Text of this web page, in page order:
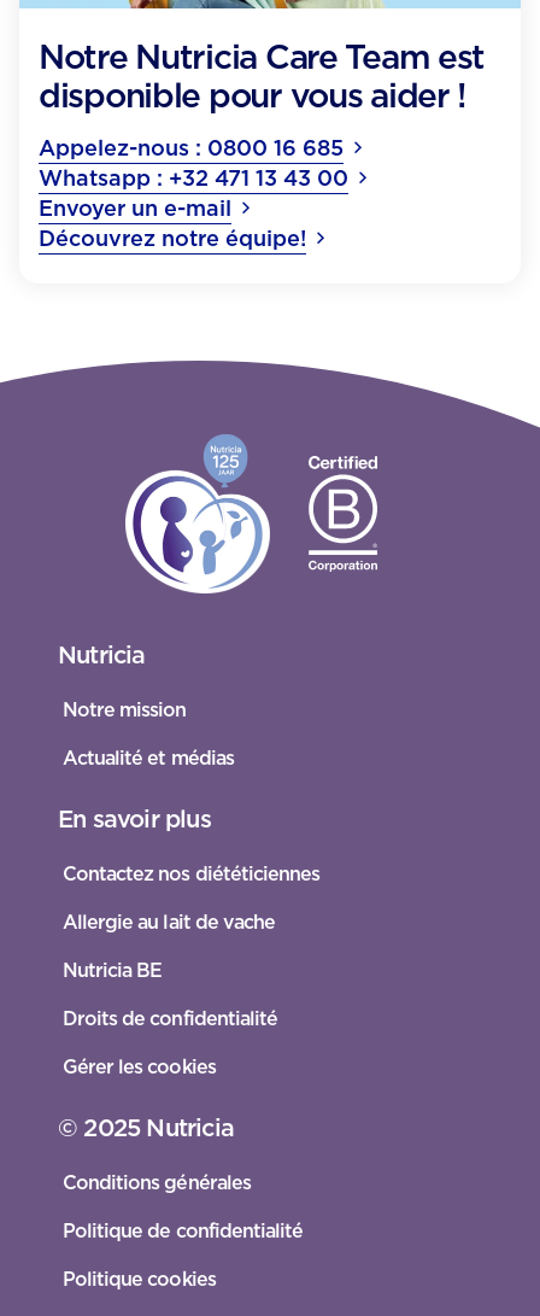
Notre Nutricia Care Team est
disponible pour vous aider !
Appelez-nous : 0800 16 685
Whatsapp : +32 471 13 43 00
Envoyer un e-mail
Découvrez notre équipe!
Nutricia
Notre mission
Actualité et médias
En savoir plus
Contactez nos diététiciennes
Allergie au lait de vache
Nutricia BE
Droits de confidentialité
Gérer les cookies
© 2025 Nutricia
Conditions générales
Politique de confidentialité
Politique cookies